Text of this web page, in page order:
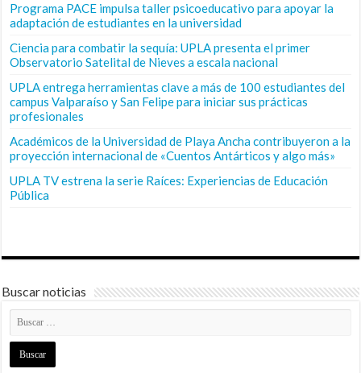
Programa PACE impulsa taller psicoeducativo para apoyar la
adaptación de estudiantes en la universidad
Ciencia para combatir la sequía: UPLA presenta el primer
Observatorio Satelital de Nieves a escala nacional
UPLA entrega herramientas clave a más de 100 estudiantes del
campus Valparaíso y San Felipe para iniciar sus prácticas
profesionales
Académicos de la Universidad de Playa Ancha contribuyeron a la
proyección internacional de «Cuentos Antárticos y algo más»
UPLA TV estrena la serie Raíces: Experiencias de Educación
Pública
Buscar noticias